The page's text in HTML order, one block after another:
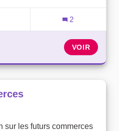
2
VOIR
sur les futurs commerces